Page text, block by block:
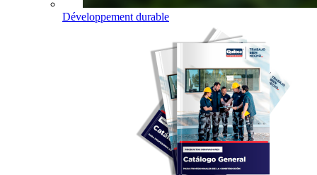
Développement durable